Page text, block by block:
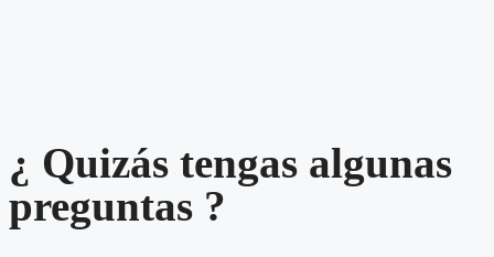
¿ Quizás tengas algunas
preguntas ?